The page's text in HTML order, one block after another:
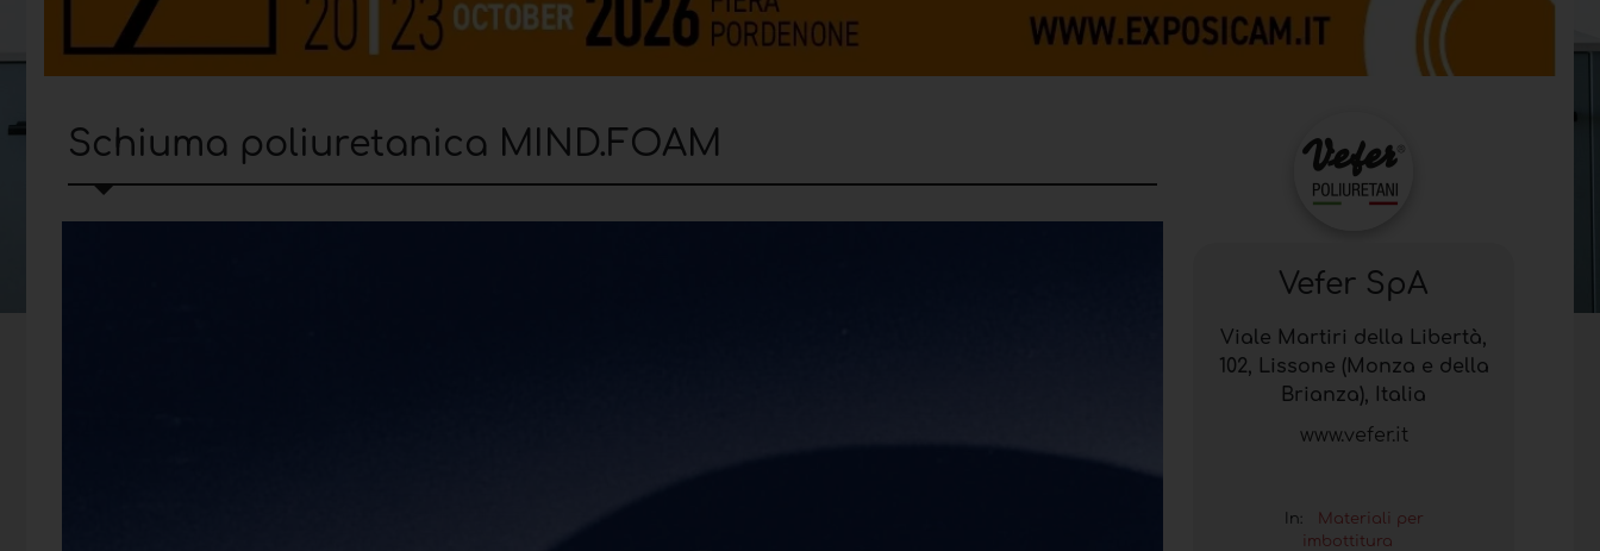
Schiuma poliuretanica MIND.FOAM
Vefer SpA
Viale Martiri della Libertà,
102, Lissone (Monza e della
Brianza), Italia
www.vefer.it
In:
Materiali per
imbottitura